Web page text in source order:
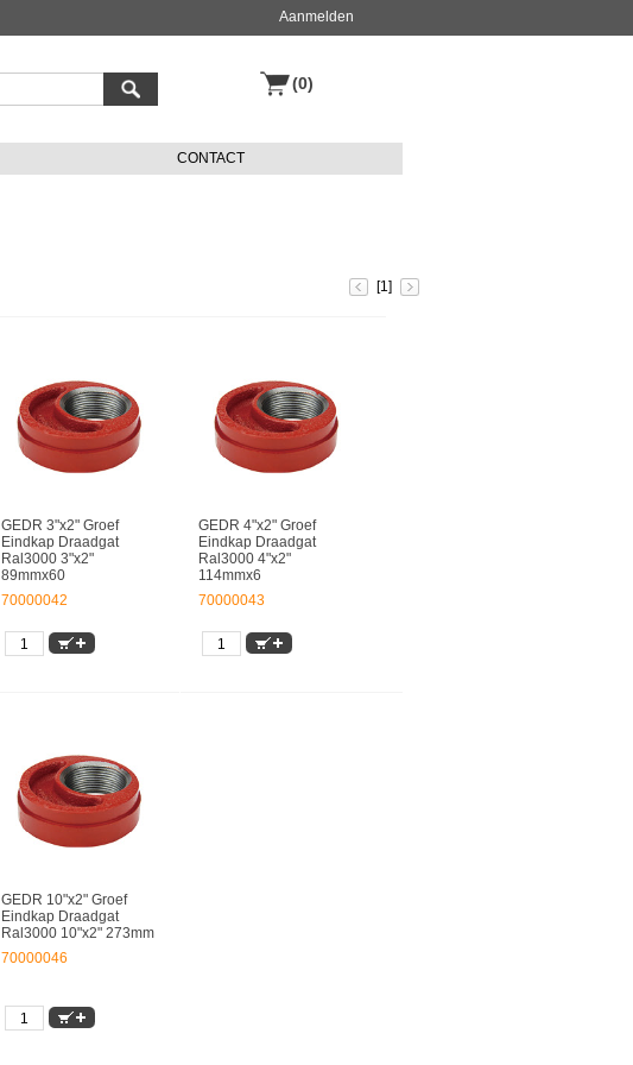
Aanmelden
(0)
CONTACT
[1]
GEDR 3"x2" Groef
Eindkap Draadgat
Ral3000 3"x2"
89mmx60
70000042
GEDR 4"x2" Groef
Eindkap Draadgat
Ral3000 4"x2"
114mmx6
70000043
GEDR 10"x2" Groef
Eindkap Draadgat
Ral3000 10"x2" 273mm
70000046